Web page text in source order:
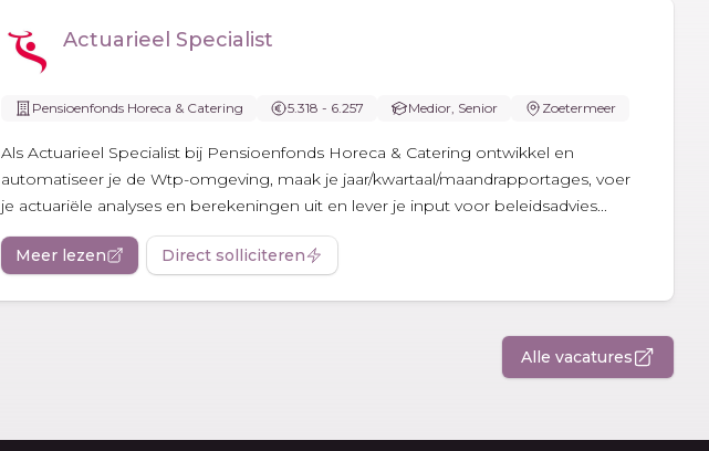
Actuarieel Specialist
Pensioenfonds Horeca & Catering 5.318 - 6.257 Medior, Senior Zoetermeer
Als Actuarieel Specialist bij Pensioenfonds Horeca & Catering ontwikkel en
automatiseer je de Wtp-omgeving, maak je jaar/kwartaal/maandrapportages, voer
je actuariële analyses en berekeningen uit en lever je input voor beleidsadvies...
Meer lezen Direct solliciteren
Alle vacatures